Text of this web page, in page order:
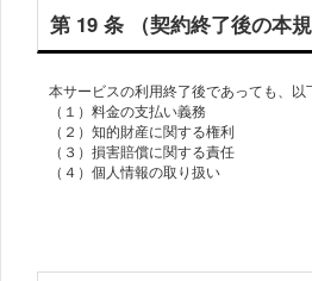
第 19 条 （契約終了後の本規
本サービスの利用終了後であっても、
（１）料金の支払い義務
（２）知的財産に関する権利
（３）損害賠償に関する責任
（４）個人情報の取り扱い